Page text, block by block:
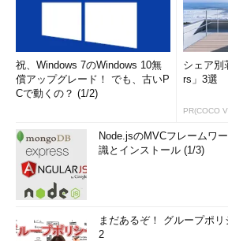
祝、Windows 7のWindows 10無
償アップグレード！ でも、古いP
Cで動くの？ (1/2)
シェア別
rs」3選
PR(COCO
Node.jsのMVCフレームワ
識とインストール (1/3)
まだあるぞ！ グループポリ
2